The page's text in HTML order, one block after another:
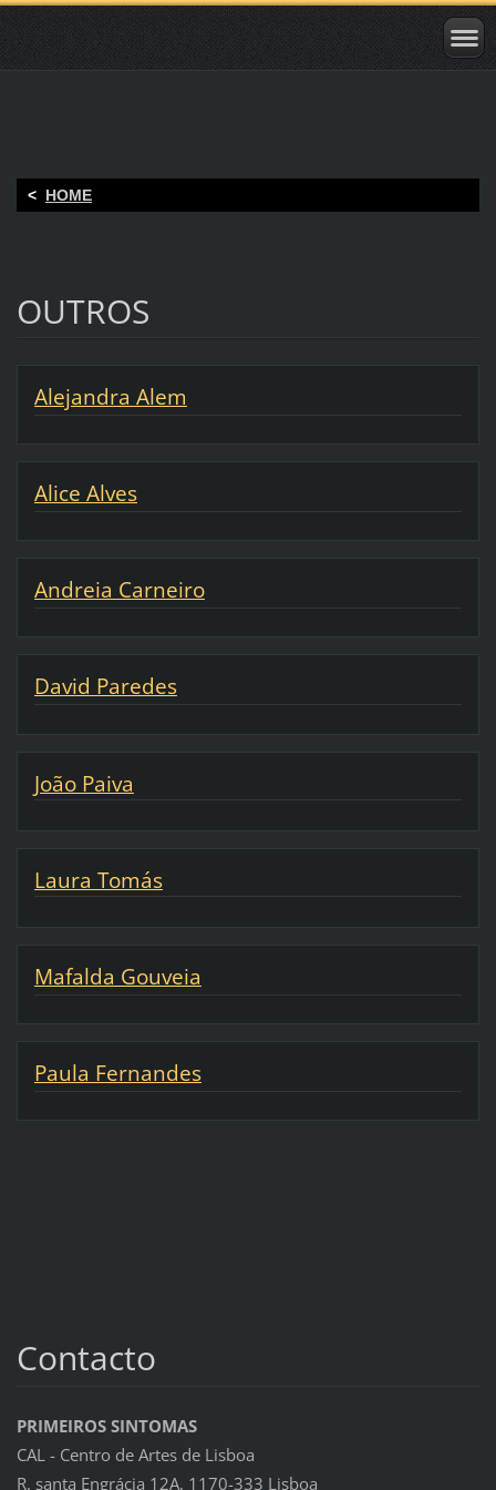
< HOME
OUTROS
Alejandra Alem
Alice Alves
Andreia Carneiro
David Paredes
João Paiva
Laura Tomás
Mafalda Gouveia
Paula Fernandes
Contacto
PRIMEIROS SINTOMAS
CAL - Centro de Artes de Lisboa
R. santa Engrácia 12A, 1170-333 Lisboa